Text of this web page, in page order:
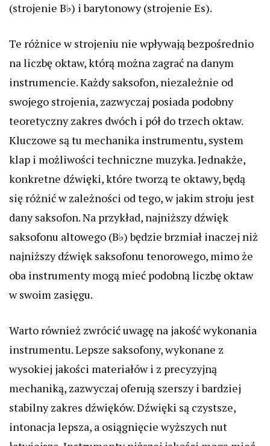
(strojenie B♭) i barytonowy (strojenie Es).
Te różnice w strojeniu nie wpływają bezpośrednio
na liczbę oktaw, którą można zagrać na danym
instrumencie. Każdy saksofon, niezależnie od
swojego strojenia, zazwyczaj posiada podobny
teoretyczny zakres dwóch i pół do trzech oktaw.
Kluczowe są tu mechanika instrumentu, system
klap i możliwości techniczne muzyka. Jednakże,
konkretne dźwięki, które tworzą te oktawy, będą
się różnić w zależności od tego, w jakim stroju jest
dany saksofon. Na przykład, najniższy dźwięk
saksofonu altowego (B♭) będzie brzmiał inaczej niż
najniższy dźwięk saksofonu tenorowego, mimo że
oba instrumenty mogą mieć podobną liczbę oktaw
w swoim zasięgu.
Warto również zwrócić uwagę na jakość wykonania
instrumentu. Lepsze saksofony, wykonane z
wysokiej jakości materiałów i z precyzyjną
mechaniką, zazwyczaj oferują szerszy i bardziej
stabilny zakres dźwięków. Dźwięki są czystsze,
intonacja lepsza, a osiągnięcie wyższych nut